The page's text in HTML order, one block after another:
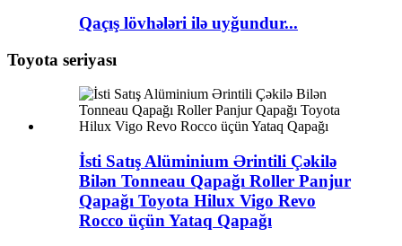
Qaçış lövhələri ilə uyğundur...
Toyota seriyası
İsti Satış Alüminium Ərintili Çəkilə
Bilən Tonneau Qapağı Roller Panjur
Qapağı Toyota Hilux Vigo Revo
Rocco üçün Yataq Qapağı